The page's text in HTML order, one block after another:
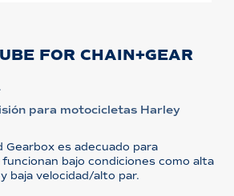
FOR CHAIN+GEAR
para motocicletas Harley
Gearbox es adecuado para
bajo condiciones como alta
baja velocidad/alto par.